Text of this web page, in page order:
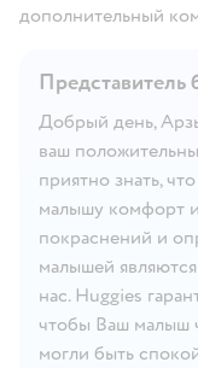
дополнительный
Представитель
Добрый день,
ваш
приятно знать,
малышу комфорт
покраснений и
малышей
нас. Huggies
чтобы Ваш малыш
могли быть